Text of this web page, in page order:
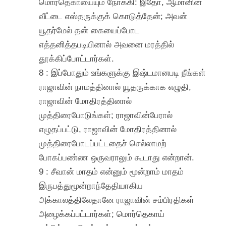
வீட்டை எஸ்தருக்குக் கொடுத்தேன்; அவன்
யூதர்மேல் தன் கையைப்போட
எத்தனித்தபடியினால் அவனை மரத்தில்
தூக்கிப்போட்டார்கள்.
8 : இப்போதும் உங்களுக்கு இஷ்டமானபடி நீங்கள்
ராஜாவின் நாமத்தினால் யூதருக்காக எழுதி,
ராஜாவின் மோதிரத்தினால்
முத்திரைபோடுங்கள்; ராஜாவின்பேரால்
எழுதப்பட்டு, ராஜாவின் மோதிரத்தினால்
முத்திரைபோடப்பட்டதைச் செல்லாமற்
போகப்பண்ண ஒருவராலும் கூடாது என்றான்.
9 : சீவான் மாதம் என்னும் மூன்றாம் மாதம்
இருபத்துமூன்றாந்தேதியாகிய
அக்காலத்திலேதானே ராஜாவின் சம்பிரதிகள்
அழைக்கப்பட்டார்கள்; மொர்தெகாய்